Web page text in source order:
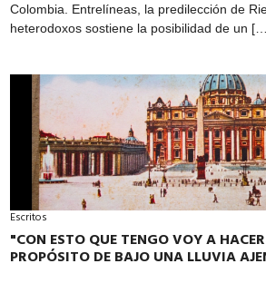
Colombia. Entrelíneas, la predilección de
heterodoxos sostiene la posibilidad de un
Escritos
"CON ESTO QUE TENGO VOY A
PROPÓSITO DE BAJO UNA LLUVIA